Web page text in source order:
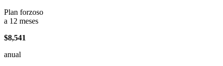
Plan forzoso
a 12 meses
$8,541
anual